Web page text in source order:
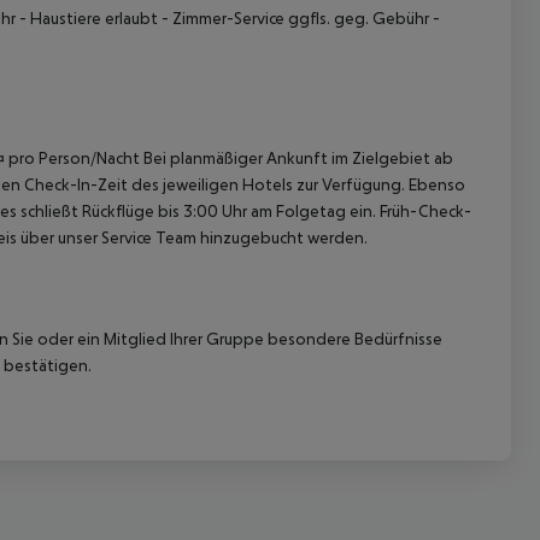
- Haustiere erlaubt - Zimmer-Service ggfls. geg. Gebühr -
pro Person/Nacht Bei planmäßiger Ankunft im Zielgebiet ab
Check-In-Zeit des jeweiligen Hotels zur Verfügung. Ebenso
Rückflüge bis 3:00 Uhr am Folgetag ein. Früh-Check-
unser Service Team hinzugebucht werden.
oder ein Mitglied Ihrer Gruppe besondere Bedürfnisse
bestätigen.